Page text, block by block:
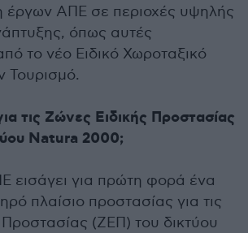
έργων ΑΠΕ σε περιοχές υψηλής
όπως αυτές
το νέο Ειδικό Χωροταξικό
Τουρισμό.
τις Ζώνες Ειδικής Προστασίας
Natura 2000;
εισάγει για πρώτη φορά ένα
πλαίσιο προστασίας για τις
(ΖΕΠ) του δικτύου